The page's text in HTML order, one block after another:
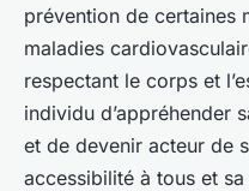
prévention de certaines
maladies
respectant le corps et
individu d’appréhender
et de devenir acteur de
accessibilité à tous et